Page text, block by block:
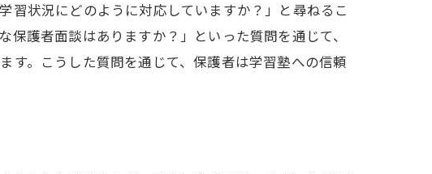
習状況にどのように対応していますか？」と尋ねるこ
護者面談はありますか？」といった質問を通じて、
す。こうした質問を通じて、保護者は学習塾への信頼